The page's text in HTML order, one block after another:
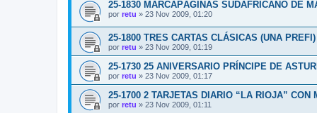
25-1830 MARCAPÁGINAS SUDAFRICANO DE
por retu » 23 Nov 2009, 01:20
25-1800 TRES CARTAS CLÁSICAS (UNA PREFI)
por retu » 23 Nov 2009, 01:19
25-1730 25 ANIVERSARIO PRÍNCIPE DE
por retu » 23 Nov 2009, 01:17
25-1700 2 TARJETAS DIARIO “LA RIOJA” CON
por retu » 23 Nov 2009, 01:11